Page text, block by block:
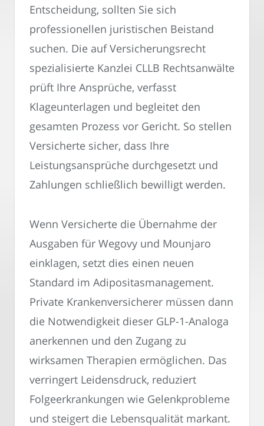
Entscheidung, sollten Sie sich
professionellen juristischen Beistand
suchen. Die auf Versicherungsrecht
spezialisierte Kanzlei CLLB Rechtsanwälte
prüft Ihre Ansprüche, verfasst
Klageunterlagen und begleitet den
gesamten Prozess vor Gericht. So stellen
Versicherte sicher, dass Ihre
Leistungsansprüche durchgesetzt und
Zahlungen schließlich bewilligt werden.
Wenn Versicherte die Übernahme der
Ausgaben für Wegovy und Mounjaro
einklagen, setzt dies einen neuen
Standard im Adipositasmanagement.
Private Krankenversicherer müssen dann
die Notwendigkeit dieser GLP-1-Analoga
anerkennen und den Zugang zu
wirksamen Therapien ermöglichen. Das
verringert Leidensdruck, reduziert
Folgeerkrankungen wie Gelenkprobleme
und steigert die Lebensqualität markant.